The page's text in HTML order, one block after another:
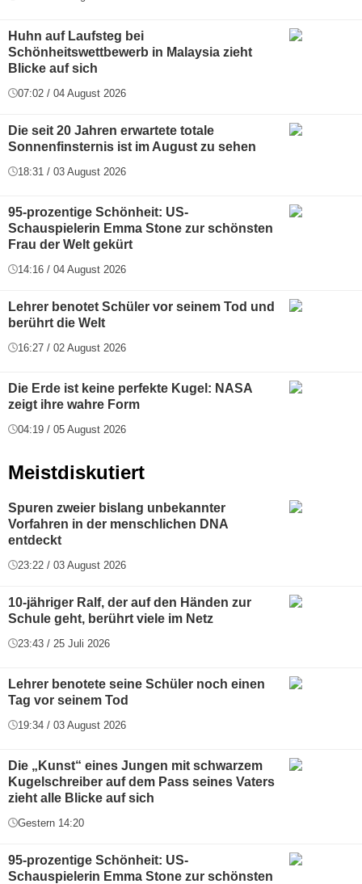
Huhn auf Laufsteg bei
Schönheitswettbewerb in Malaysia zieht
Blicke auf sich
07:02 / 04 August 2026
Die seit 20 Jahren erwartete totale
Sonnenfinsternis ist im August zu sehen
18:31 / 03 August 2026
95-prozentige Schönheit: US-
Schauspielerin Emma Stone zur schönsten
Frau der Welt gekürt
14:16 / 04 August 2026
Lehrer benotet Schüler vor seinem Tod und
berührt die Welt
16:27 / 02 August 2026
Die Erde ist keine perfekte Kugel: NASA
zeigt ihre wahre Form
04:19 / 05 August 2026
Meistdiskutiert
Spuren zweier bislang unbekannter
Vorfahren in der menschlichen DNA
entdeckt
23:22 / 03 August 2026
10-jähriger Ralf, der auf den Händen zur
Schule geht, berührt viele im Netz
23:43 / 25 Juli 2026
Lehrer benotete seine Schüler noch einen
Tag vor seinem Tod
19:34 / 03 August 2026
Die „Kunst“ eines Jungen mit schwarzem
Kugelschreiber auf dem Pass seines Vaters
zieht alle Blicke auf sich
Gestern 14:20
95-prozentige Schönheit: US-
Schauspielerin Emma Stone zur schönsten